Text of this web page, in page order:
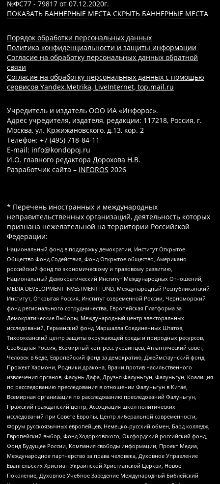
№ФС77 - 79817 от 07.12.2020г.
ПОКАЗАТЬ БАННЕРНЫЕ МЕСТА СКРЫТЬ БАННЕРНЫЕ МЕСТА
Порядок обработки персональных данных
Политика конфиденциальности и защиты информации
Согласие на обработку персональных данных обратной
связи
Согласие на обработку персональных данных с помощью
сервисов Yandex.Metrika, LiveInternet, top.mail.ru
Учредитель и издатель ООО ИА «Инфорос».
Адрес учредителя, издателя, редакции: 117218, Россия, г.
Москва, ул. Кржижановского, д.13, кор. 2
Телефон: +7 (495) 718-84-11
E-mail: info@kondopoj.ru
И.О. главного редактора Дорохова Н.В.
Разработчик сайта – INFOROS 2026
* Перечень иностранных и международных
неправительственных организаций, деятельность которых
признана нежелательной на территории Российской
Федерации:
Национальный фонд в поддержку демократии, Институт Открытое
Общество Фонд Содействия, Фонд Открытое общество, Американо-
российский фонд по экономическому и правовому развитию,
Национальный Демократический Институт Международных Отношений,
MEDIA DEVELOPMENT INVESTMENT FUND, Международный Республиканский
Институт, Открытая Россия, Институт современной России, Черноморский
фонд регионального сотрудничества, Европейская Платформа за
Демократические Выборы, Международный центр электоральных
исследований, Германский фонд Маршалла Соединенных Штатов,
Тихоокеанский центр защиты окружающей среды и природных ресурсов,
Свободная Россия, Всемирный конгресс украинцев, Атлантический совет,
Человек в беде, Европейский фонд за демократию, Джеймстаунский фонд,
Прожект Хармони, Родники дракона, Врачи против насильственного
извлечения органов, Фалунь Дафа, Друзья Фалуньгун, Фалуньгун, Коалиция
по расследованию преследования в отношении Фалуньгун в Китае,
Всемирная организация по расследованию преследований Фалуньгун,
Пражский гражданский центр, Ассоциация школ политических
исследований при Совете Европы, Центр либеральной современности,
Форум русскоязычных европейцев, Немецко-русский обмен, Бард колледж,
Европейский выбор, Фонд Ходорковского, Оксфордский российский фонд,
Фонд Будущее России, Компания свободы информации, Проект Медиа,
Международное партнерство за права человека, Духовное Управление
Евангельских Христиан Украинской Христианской Церкви, Новое
Поколение, Духовное Учебное Заведение Международный Библейский